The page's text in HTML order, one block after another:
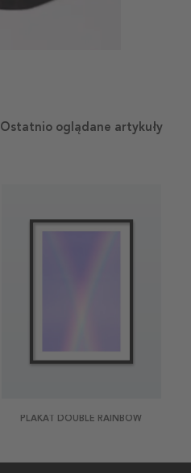
Ostatnio oglądane artykuły
PLAKAT DOUBLE RAINBOW